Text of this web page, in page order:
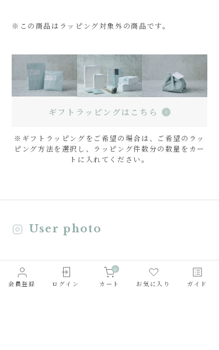
会員登録 ログイン
0
カート お気に入り ガイド
※この商品はラッピング対象外の商品です。
ギフトラッピングはこちら
※ギフトラッピングをご希望の場合は、ご希望のラッ
ピング方法を選択し、ラッピング件数分の数量をカー
トに入れてください。
User photo